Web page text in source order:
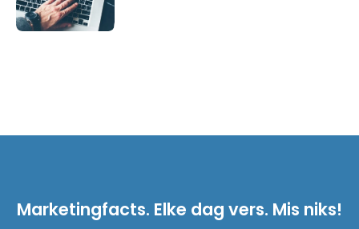
Marketingfacts. Elke dag vers. Mis niks!